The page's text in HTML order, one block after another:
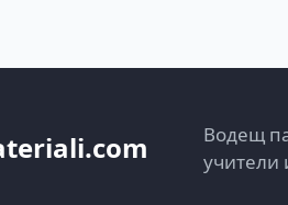
Водещ
учители